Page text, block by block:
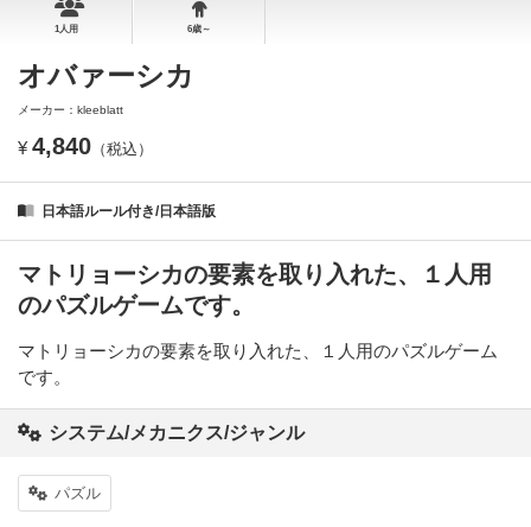
1人用 6歳～
オバァーシカ
メーカー：kleeblatt
¥ 4,840 （税込）
日本語ルール付き/日本語版
マトリョーシカの要素を取り入れた、１人用
のパズルゲームです。
マトリョーシカの要素を取り入れた、１人用のパズルゲーム
です。
システム/メカニクス/ジャンル
パズル